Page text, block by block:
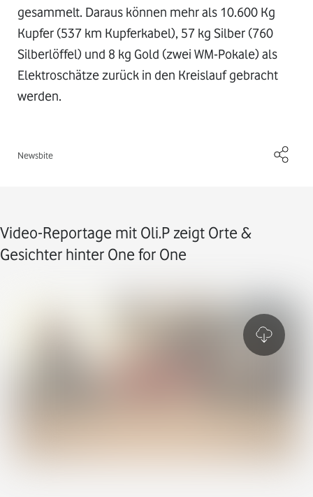
gesammelt. Daraus können mehr als 10.600 Kg
Kupfer (537 km Kupferkabel), 57 kg Silber (760
Silberlöffel) und 8 kg Gold (zwei WM-Pokale) als
Elektroschätze zurück in den Kreislauf gebracht
werden.
Newsbite
Video-Reportage mit Oli.P zeigt Orte &
Gesichter hinter One for One